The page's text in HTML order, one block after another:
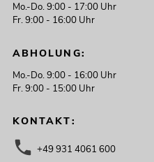
Mo.-Do. 9:00 - 17:00 Uhr
Fr. 9:00 - 16:00 Uhr
ABHOLUNG:
Mo.-Do. 9:00 - 16:00 Uhr
Fr. 9:00 - 15:00 Uhr
KONTAKT:
+49 931 4061 600